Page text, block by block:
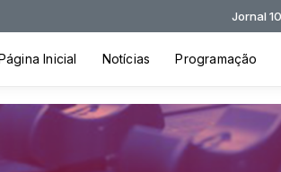
Jornal 104 FM com
Inicial Notícias Programação